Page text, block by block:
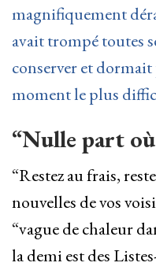
magnifiquement
avait trompé toutes
conserver et
moment le plus
“Nulle part
“Restez au frais,
nouvelles de vos
“vague de chaleur
la demi est des